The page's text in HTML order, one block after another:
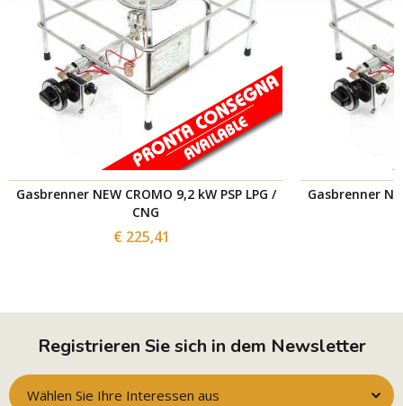
Gasbrenner NEW CROMO 9,2 kW PSP LPG /
CNG
€ 225,41
Gasbrenner
Registrieren Sie sich in dem Newsletter
Wählen Sie Ihre Interessen aus